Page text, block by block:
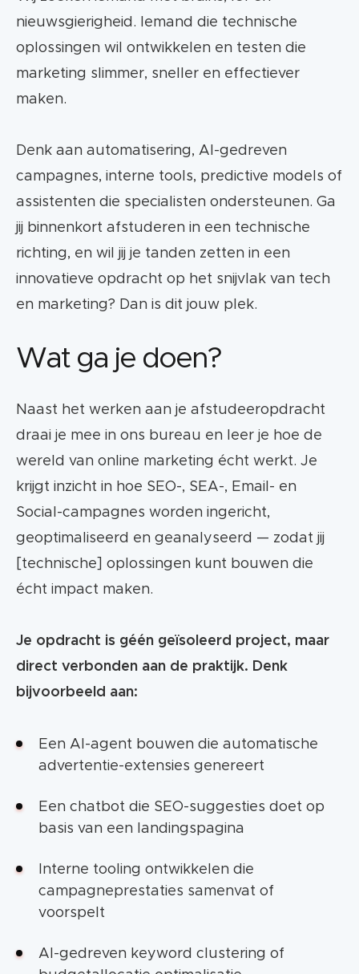
nieuwsgierigheid. Iemand die technische
oplossingen wil ontwikkelen en testen die
marketing slimmer, sneller en effectiever
maken.
Denk aan automatisering, AI-gedreven
campagnes, interne tools, predictive models of
assistenten die specialisten ondersteunen. Ga
jij binnenkort afstuderen in een technische
richting, en wil jij je tanden zetten in een
innovatieve opdracht op het snijvlak van tech
en marketing? Dan is dit jouw plek.
Wat ga je doen?
Naast het werken aan je afstudeeropdracht
draai je mee in ons bureau en leer je hoe de
wereld van online marketing écht werkt. Je
krijgt inzicht in hoe SEO-, SEA-, Email- en
Social-campagnes worden ingericht,
geoptimaliseerd en geanalyseerd — zodat jij
[technische] oplossingen kunt bouwen die
écht impact maken.
Je opdracht is géén geïsoleerd project, maar
direct verbonden aan de praktijk. Denk
bijvoorbeeld aan:
Een AI-agent bouwen die automatische
advertentie-extensies genereert
Een chatbot die SEO-suggesties doet op
basis van een landingspagina
Interne tooling ontwikkelen die
campagneprestaties samenvat of
voorspelt
AI-gedreven keyword clustering of